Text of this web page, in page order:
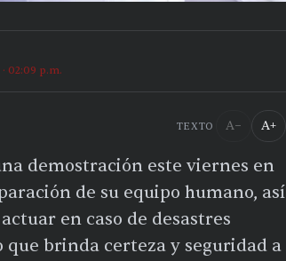
02:09 p.m.
TEXTO A− A+
demostración este viernes en
de su equipo humano, así
en caso de desastres
brinda certeza y seguridad a